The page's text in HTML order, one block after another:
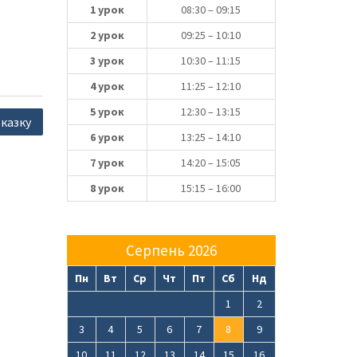
1 урок
08:30 – 09:15
2 урок
09:25 – 10:10
3 урок
10:30 – 11:15
4 урок
11:25 – 12:10
5 урок
12:30 – 13:15
6 урок
13:25 – 14:10
7 урок
14:20 – 15:05
8 урок
15:15 – 16:00
Серпень 2026
Пн Вт Ср Чт Пт Сб
Нд
1
2
3
4 5 6 7 8
9